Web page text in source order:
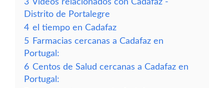
3 Vídeos relacionados con Cadafaz -
Distrito de Portalegre
4 el tiempo en Cadafaz
5 Farmacias cercanas a Cadafaz en
Portugal:
6 Centos de Salud cercanas a Cadafaz en
Portugal: